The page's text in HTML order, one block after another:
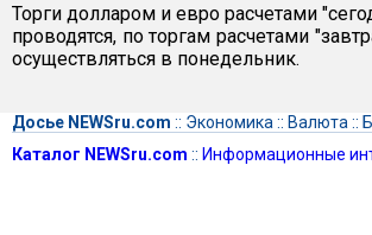
Торги долларом и евро расчетами
проводятся, по торгам расчетами
осуществляться в понедельник.
Досье NEWSru.com :: Экономика :: Валюта ::
Каталог NEWSru.com :: Информационные